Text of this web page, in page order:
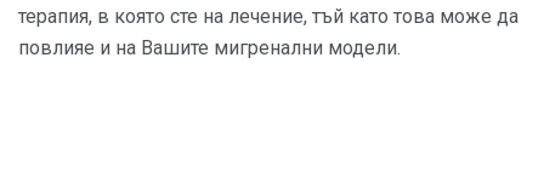
терапия, в която сте на лечение, тъй като това може да
повлияе и на Вашите мигренални модели.